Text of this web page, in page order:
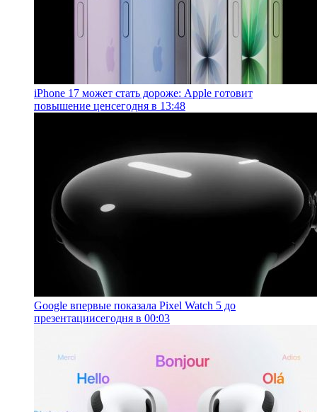
iPhone 17 может стать дороже: Apple готовит
повышение ценсегодня в 13:48
Google впервые показала Pixel Watch 5 до
презентациисегодня в 00:03